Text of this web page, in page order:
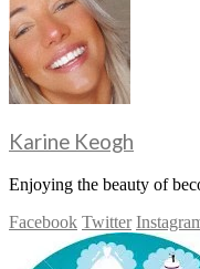
Karine Keogh
Enjoying the beauty of
Facebook Twitter